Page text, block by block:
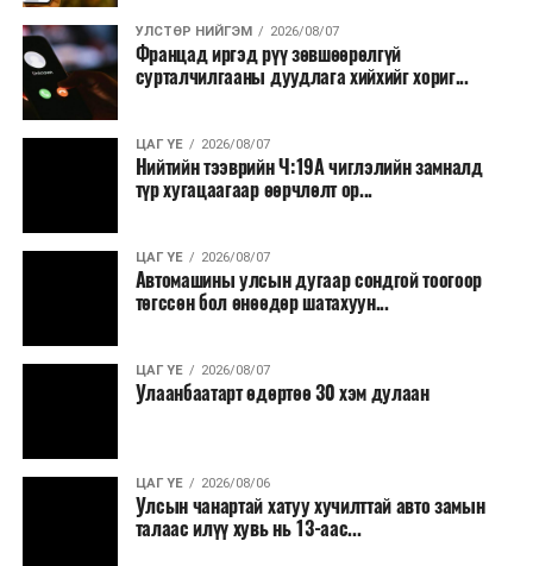
УЛСТӨР НИЙГЭМ 2026/08/07
Францад иргэд рүү зөвшөөрөлгүй
сурталчилгааны дуудлага хийхийг хориг...
ЦАГ ҮЕ 2026/08/07
Нийтийн тээврийн Ч:19А чиглэлийн замналд
түр хугацаагаар өөрчлөлт ор...
ЦАГ ҮЕ 2026/08/07
Автомашины улсын дугаар сондгой тоогоор
төгссөн бол өнөөдөр шатахуун...
ЦАГ ҮЕ 2026/08/07
Улаанбаатарт өдөртөө 30 хэм дулаан
ЦАГ ҮЕ 2026/08/06
Улсын чанартай хатуу хучилттай авто замын
талаас илүү хувь нь 13-аас...